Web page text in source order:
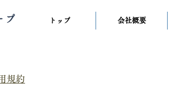
プ トップ 会社概要
規約